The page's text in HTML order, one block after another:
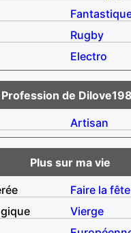
Rugby
Electro
Profession de
Artisan
Plus sur ma vie
Faire la fête
Vierge